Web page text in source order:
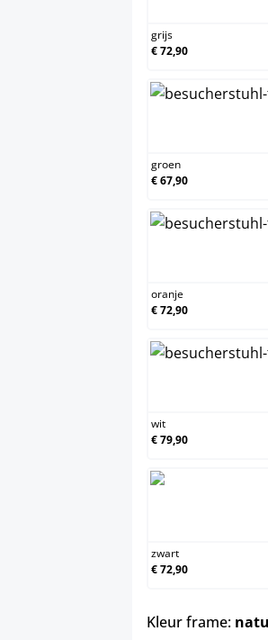
grijs
€ 72,90
groen
€ 67,90
oranje
€ 72,90
wit
€ 79,90
zwart
€ 72,90
Kleur frame: